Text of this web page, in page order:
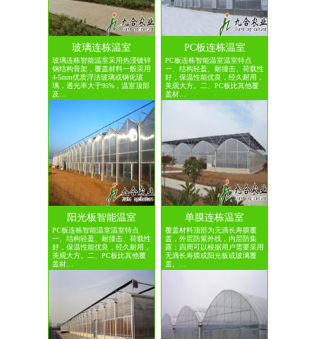
玻璃连栋温室
玻璃连栋智能温室采用热浸镀锌
钢结构骨架，覆盖材料一般采用
4-5mm优质浮法玻璃或钢化玻
璃，透光率大于95%，温室顶部
及…
PC板连栋温室
PC板连栋智能温室温室特点
一、结构轻盈、耐撞击、荷载性
好，保温性能优良，经久耐用，
美观大方。二、PC板比其他覆
盖材…
阳光板智能温室
PC板连栋智能温室温室特点
一、结构轻盈、耐撞击、荷载性
好，保温性能优良，经久耐用，
美观大方。二、PC板比其他覆
盖材…
单膜连栋温室
覆盖材料顶部为无滴长寿膜覆
盖，外层防紫外线，内层防集
露；四周可以根据用户需要采用
无滴长寿膜或阳光板或玻璃覆
盖。…